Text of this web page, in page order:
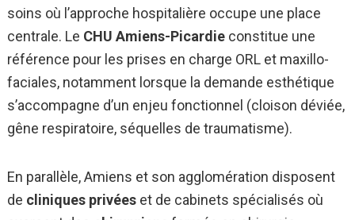
soins où l’approche hospitalière occupe une place
centrale. Le CHU Amiens-Picardieconstitue une
référence pour les prises en charge ORL et maxillo-
faciales, notamment lorsque la demande esthétique
s’accompagne d’un enjeu fonctionnel (cloison déviée,
gêne respiratoire, séquelles de traumatisme).
En parallèle, Amiens et son agglomération disposent
de cliniques privéeset de cabinets spécialisés où